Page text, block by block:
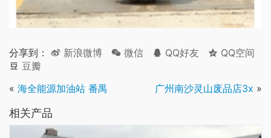
分享到： 新浪微博 微信 QQ好友
QQ空间
豆瓣
« 海全能源加油站 番禺 广州南沙灵山废品店3x »
相关产品